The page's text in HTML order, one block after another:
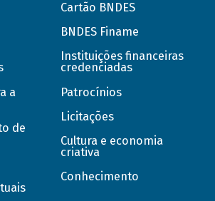
a
de
Cartão BNDES
BNDES Finame
Instituições financeiras
credenciadas
Patrocínios
Licitações
Cultura e economia
criativa
Conhecimento